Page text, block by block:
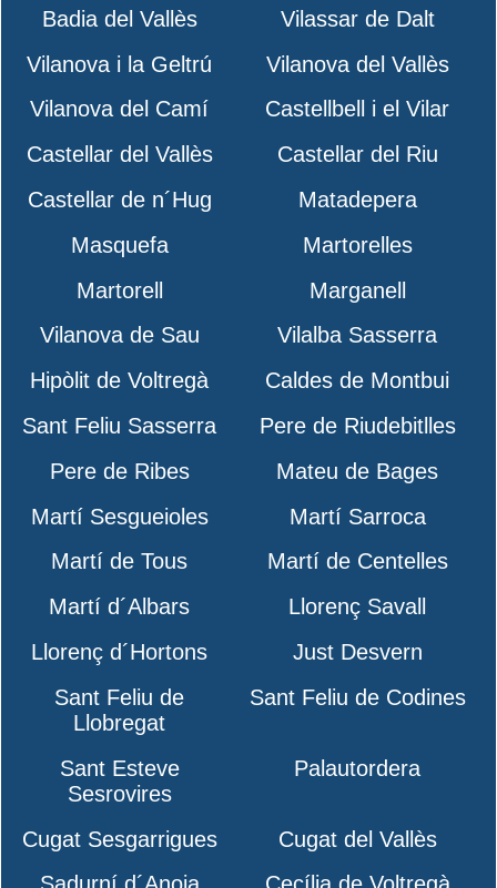
Badia del Vallès
Vilassar de Dalt
Vilanova i la Geltrú
Vilanova del Vallès
Vilanova del Camí
Castellbell i el Vilar
Castellar del Vallès
Castellar del Riu
Castellar de n´Hug
Matadepera
Masquefa
Martorelles
Martorell
Marganell
Vilanova de Sau
Vilalba Sasserra
Hipòlit de Voltregà
Caldes de Montbui
Sant Feliu Sasserra
Pere de Riudebitlles
Pere de Ribes
Mateu de Bages
Martí Sesgueioles
Martí Sarroca
Martí de Tous
Martí de Centelles
Martí d´Albars
Llorenç Savall
Llorenç d´Hortons
Just Desvern
Sant Feliu de
Llobregat
Sant Feliu de Codines
Sant Esteve
Sesrovires
Palautordera
Cugat Sesgarrigues
Cugat del Vallès